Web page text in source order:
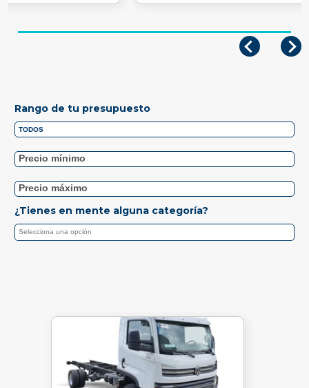
Rango de tu presupuesto
¿Tienes en mente alguna categoría?